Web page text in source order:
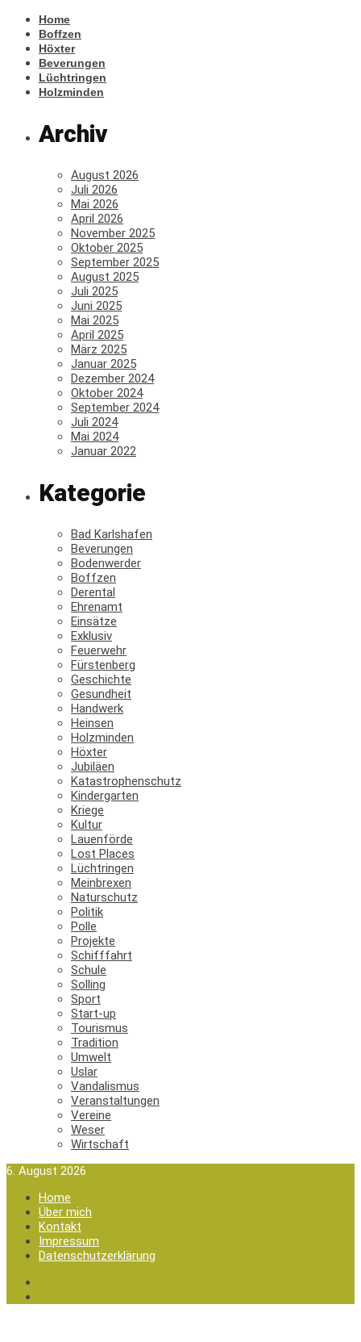
Home
Boffzen
Höxter
Beverungen
Lüchtringen
Holzminden
Archiv
August 2026
Juli 2026
Mai 2026
April 2026
November 2025
Oktober 2025
September 2025
August 2025
Juli 2025
Juni 2025
Mai 2025
April 2025
März 2025
Januar 2025
Dezember 2024
Oktober 2024
September 2024
Juli 2024
Mai 2024
Januar 2022
Kategorie
Bad Karlshafen
Beverungen
Bodenwerder
Boffzen
Derental
Ehrenamt
Einsätze
Exklusiv
Feuerwehr
Fürstenberg
Geschichte
Gesundheit
Handwerk
Heinsen
Holzminden
Höxter
Jubiläen
Katastrophenschutz
Kindergarten
Kriege
Kultur
Lauenförde
Lost Places
Lüchtringen
Meinbrexen
Naturschutz
Politik
Polle
Projekte
Schifffahrt
Schule
Solling
Sport
Start-up
Tourismus
Tradition
Umwelt
Uslar
Vandalismus
Veranstaltungen
Vereine
Weser
Wirtschaft
6. August 2026
Home
Über mich
Kontakt
Impressum
Datenschutzerklärung